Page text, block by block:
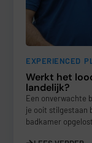
EXPERIENCED
Werkt het
landelijk?
Een onverwachte
je ooit stilgestaan
badkamer